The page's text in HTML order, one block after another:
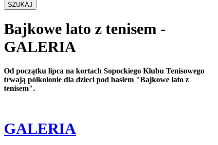
SZUKAJ
Bajkowe lato z tenisem -
GALERIA
Od początku lipca na kortach Sopockiego Klubu Tenisowego
trwają półkolonie dla dzieci pod hasłem "Bajkowe lato z
tenisem".
GALERIA